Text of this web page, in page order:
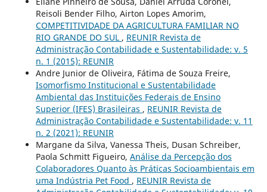
Reisoli Bender Filho, Airton Lopes Amorim,
COMPETITIVIDADE DA AGRICULTURA FAMILIAR NO
RIO GRANDE DO SUL , REUNIR Revista de
Administração Contabilidade e Sustentabilidade: v. 5
n. 1 (2015): REUNIR
Andre Junior de Oliveira, Fátima de Souza Freire,
Isomorfismo Institucional e Sustentabilidade
Ambiental das Instituições Federais de Ensino
Superior (IFES) Brasileiras , REUNIR Revista de
Administração Contabilidade e Sustentabilidade: v. 11
n. 2 (2021): REUNIR
Margane da Silva, Vanessa Theis, Dusan Schreiber,
Paola Schmitt Figueiro, Análise da Percepção dos
Colaboradores Quanto às Práticas Socioambientais em
uma Indústria Pet Food , REUNIR Revista de